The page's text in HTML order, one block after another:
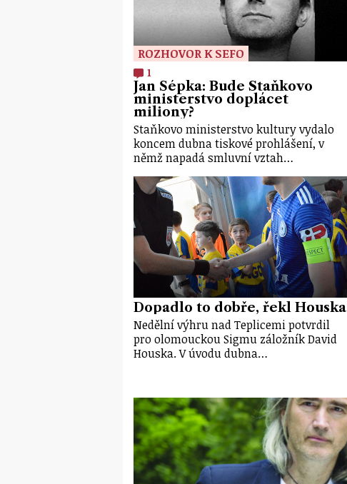
ROZHOVOR K SEFO
1
Jan Šépka: Bude Staňkovo
ministerstvo doplácet
miliony?
Staňkovo ministerstvo kultury vydalo
koncem dubna tiskové prohlášení, v
němž napadá smluvní vztah…
Dopadlo to dobře, řekl Houska
Nedělní výhru nad Teplicemi potvrdil
pro olomouckou Sigmu záložník David
Houska. V úvodu dubna…